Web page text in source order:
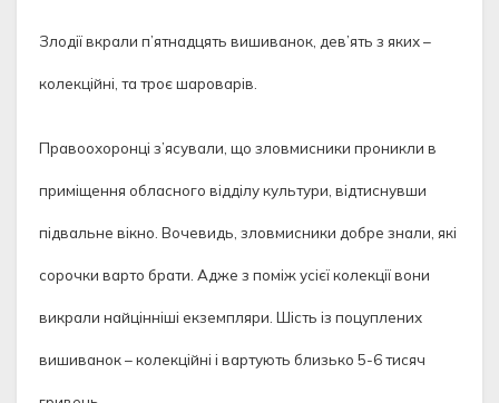
Злодії вкрали п’ятнадцять вишиванок, дев’ять з яких –
колекційні, та троє шароварів.
Правоохоронці з’ясували, що зловмисники проникли в
приміщення обласного відділу культури, відтиснувши
підвальне вікно. Вочевидь, зловмисники добре знали, які
сорочки варто брати. Адже з поміж усієї колекції вони
викрали найцінніші екземпляри. Шість із поцуплених
вишиванок – колекційні і вартують близько 5-6 тисяч